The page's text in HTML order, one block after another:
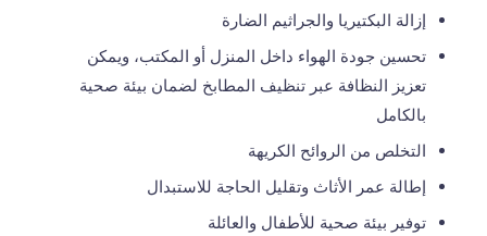
إزالة البكتيريا والجراثيم الضارة
تحسين جودة الهواء داخل المنزل أو المكتب، ويمكن
تعزيز النظافة عبر تنظيف المطابخ لضمان بيئة صحية
بالكامل
التخلص من الروائح الكريهة
إطالة عمر الأثاث وتقليل الحاجة للاستبدال
توفير بيئة صحية للأطفال والعائلة